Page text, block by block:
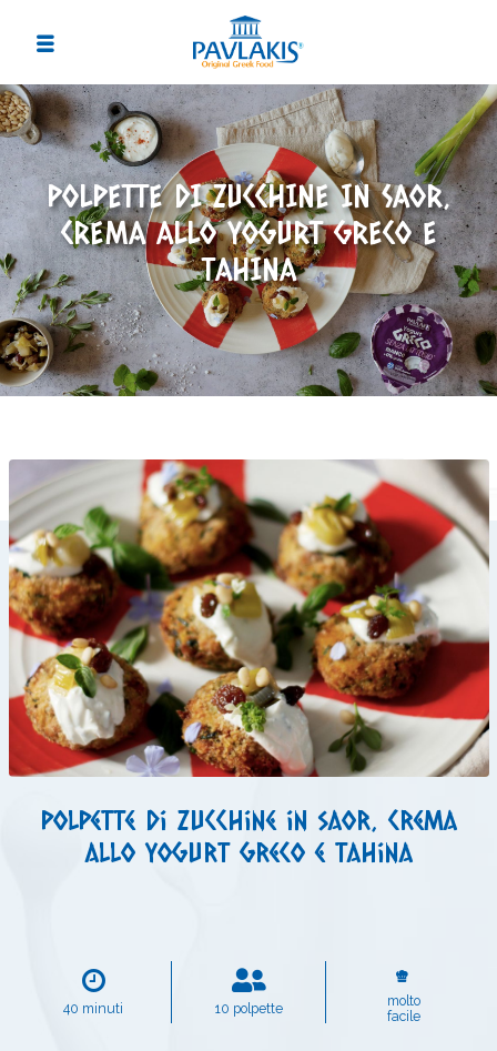
POLPETTE DI ZUCCHINE IN SAOR,
CREMA ALLO YOGURT GRECO E
TAHINA
Polpette di zucchine in saor, crema
allo yogurt greco e tahina
40 minuti 10 polpette
molto
facile